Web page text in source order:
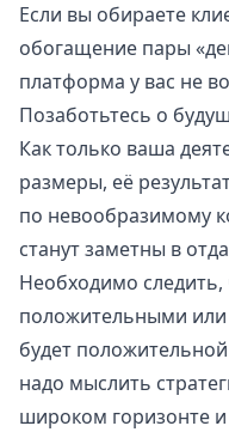
Если вы обираете
обогащение пары
платформа у вас не
Позаботьтесь о
Как только ваша
размеры, её
по невообразимому
станут заметны в
Необходимо
положительными
будет
надо мыслить
широком горизонте